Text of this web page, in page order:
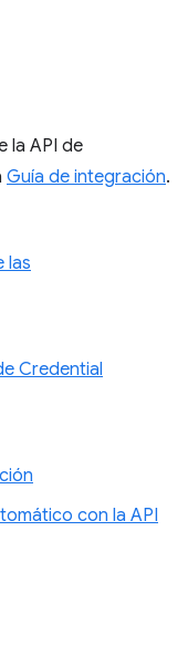
la API de
Guía de integración.
las
Credential
con la API